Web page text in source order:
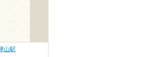
山駅